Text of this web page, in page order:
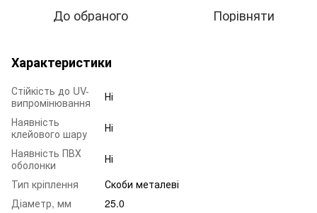
До обраного Порівняти
Характеристики
Стійкість до UV-
випромінювання
Ні
Наявність
клейового шару
Ні
Наявність ПВХ
оболонки
Ні
Тип кріплення
Скоби металеві
Діаметр, мм
25.0